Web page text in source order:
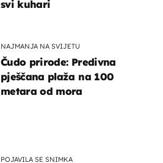
POJAVILA SE SNIMKA
svi kuhari
NAJMANJA NA SVIJETU
Čudo prirode: Predivna
pješčana plaža na 100
metara od mora